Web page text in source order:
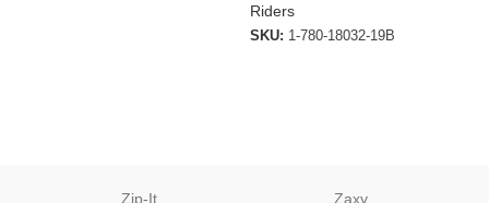
Riders
SKU: 1-780-18032-19B
Zip-It Zaxy